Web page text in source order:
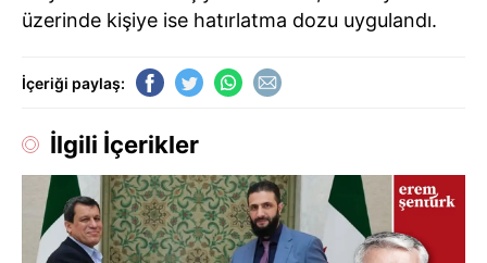
üzerinde kişiye ise hatırlatma dozu uygulandı.
İçeriği paylaş:
İlgili İçerikler